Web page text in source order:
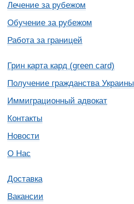
Лечение за рубежом
Обучение за рубежом
Работа за границей
Грин карта кард (green card)
Получение гражданства Украины
Иммиграционный адвокат
Контакты
Новости
О Нас
Доставка
Вакансии